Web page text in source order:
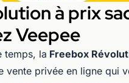
à prix
Veepee
temps, la Freebox
vente privée en ligne qui